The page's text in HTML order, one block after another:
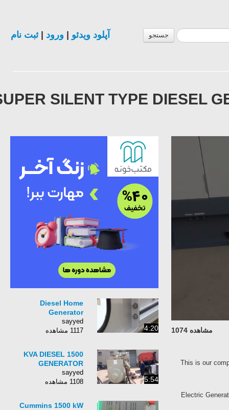
جستجو آپلود ویدئو| ورود| ثبت نام
SUPER SILENT TYPE DIESEL
مشاهده 1074
This is our
Electric
4:20
Diesel Home
Generator
sayyed
1117 مشاهده
5:54
1500 KVA DIESEL
GENERATOR
sayyed
1108 مشاهده
Cummins 1500 kW